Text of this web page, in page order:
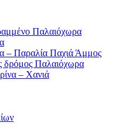
Παλαιόχωρα
– Παραλία Παχιά Άμμος
δρόμος Παλαιόχωρα
– Χανιά